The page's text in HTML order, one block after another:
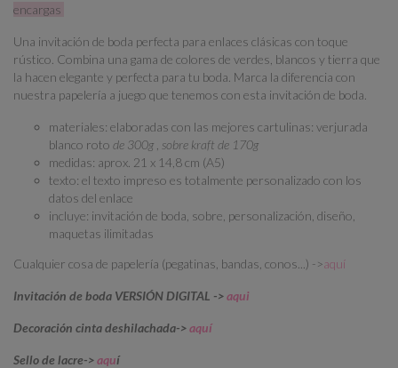
encargas
Una invitación de boda perfecta para enlaces clásicas con toque
rústico. Combina una gama de colores de verdes, blancos y tierra que
la hacen elegante y perfecta para tu boda. Marca la diferencia con
nuestra papelería a juego que tenemos con esta invitación de boda.
materiales: elaboradas con las mejores cartulinas: verjurada
blanco roto de 300g sobre kraft de 170g
medidas: aprox. 21 x 14,8 cm (A5)
texto: el texto impreso es totalmente personalizado con los
datos del enlace
incluye: invitación de boda, sobre, personalización, diseño,
maquetas ilimitadas
Cualquier cosa de papelería (pegatinas, bandas, conos...) ->aquí
Invitación de boda VERSIÓN DIGITAL ->aqui
Decoración cinta deshilachada->aquí
Sello de lacre->aquí